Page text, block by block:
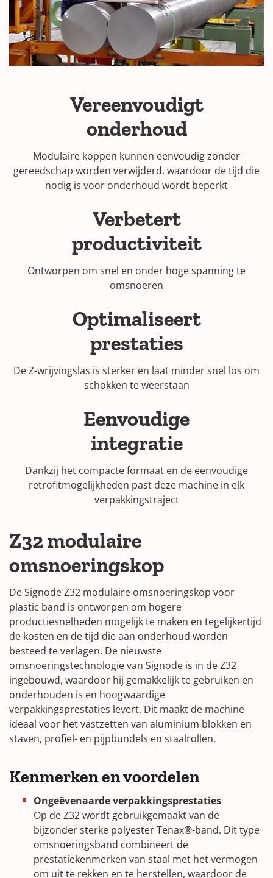
Vereenvoudigt
onderhoud
Modulaire koppen kunnen eenvoudig zonder
gereedschap worden verwijderd, waardoor de tijd die
nodig is voor onderhoud wordt beperkt
Verbetert
productiviteit
Ontworpen om snel en onder hoge spanning te
omsnoeren
Optimaliseert
prestaties
De Z-wrijvingslas is sterker en laat minder snel los om
schokken te weerstaan
Eenvoudige
integratie
Dankzij het compacte formaat en de eenvoudige
retrofitmogelijkheden past deze machine in elk
verpakkingstraject
Z32 modulaire
omsnoeringskop
De Signode Z32 modulaire omsnoeringskop voor
plastic band is ontworpen om hogere
productiesnelheden mogelijk te maken en tegelijkertijd
de kosten en de tijd die aan onderhoud worden
besteed te verlagen. De nieuwste
omsnoeringstechnologie van Signode is in de Z32
ingebouwd, waardoor hij gemakkelijk te gebruiken en
onderhouden is en hoogwaardige
verpakkingsprestaties levert. Dit maakt de machine
ideaal voor het vastzetten van aluminium blokken en
staven, profiel- en pijpbundels en staalrollen.
Kenmerken en voordelen
Ongeëvenaarde verpakkingsprestaties
Op de Z32 wordt gebruikgemaakt van de
bijzonder sterke polyester Tenax®-band. Dit type
omsnoeringsband combineert de
prestatiekenmerken van staal met het vermogen
om uit te rekken en te herstellen, waardoor de